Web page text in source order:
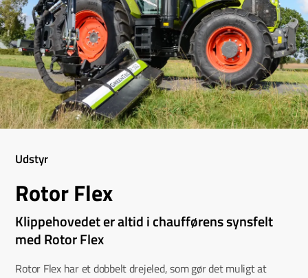
Udstyr
Rotor Flex
Klippehovedet er altid i chaufførens synsfelt
med Rotor Flex
Rotor Flex har et dobbelt drejeled, som gør det muligt at